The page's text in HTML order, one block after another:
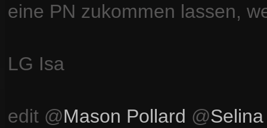
eine PN zukommen lassen,
LG Isa
edit @Mason Pollard @